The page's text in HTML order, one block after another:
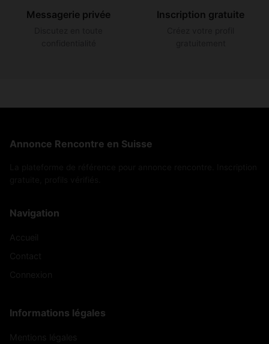
Messagerie privée Inscription gratuite
Annonce Rencontre en Suisse
Navigation
Informations légales